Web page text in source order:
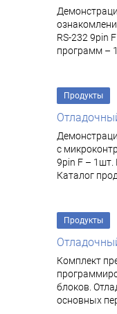
RS-232 9pin
программ –
Продукты
с
9pin F – 1шт.
Каталог
Продукты
Комплект
блоков.
основных